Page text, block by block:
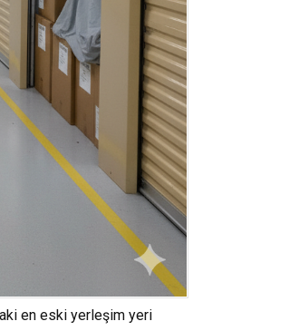
en eski yerleşim yeri